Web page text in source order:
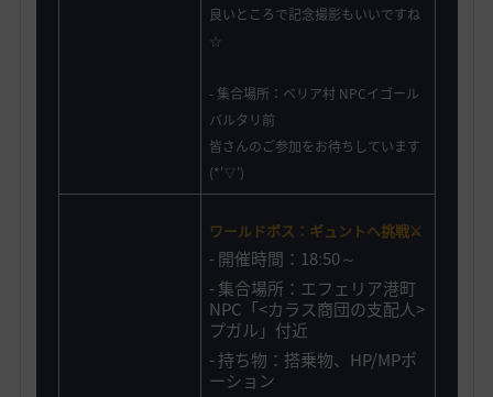
良いところで記念撮影もいいですね
☆
- 集合場所：ベリア村 NPCイゴール
バルタリ前
皆さんのご参加をお待ちしています
(*'▽')
ワールドボス：ギュントへ挑戦⚔️
- 開催時間：18ː50～
- 集合場所：エフェリア港町
NPC「<カラス商団の支配人>
プガル」付近
-持ち物：搭乗物、HP/MPポ
ーション